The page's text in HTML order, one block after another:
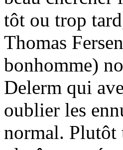
tôt ou trop
Thomas
bonhomme)
Delerm qui
oublier les
normal. Plutôt